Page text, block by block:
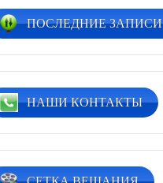
ПОСЛЕДНИЕ ЗАПИСИ
НАШИ КОНТАКТЫ